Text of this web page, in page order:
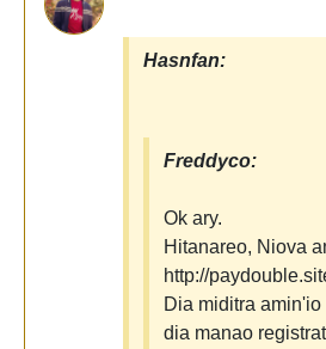
Hasnfan:
Freddyco:
Ok ary.
Hitanareo, Niova
http://
Dia miditra
dia manao